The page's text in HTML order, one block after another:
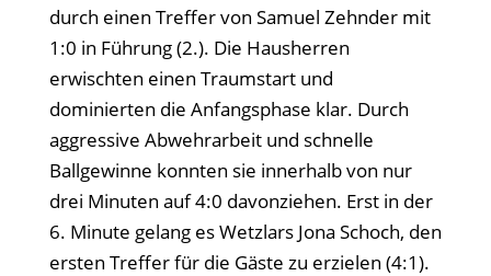
durch einen Treffer von Samuel Zehnder mit
1:0 in Führung (2.). Die Hausherren
erwischten einen Traumstart und
dominierten die Anfangsphase klar. Durch
aggressive Abwehrarbeit und schnelle
Ballgewinne konnten sie innerhalb von nur
drei Minuten auf 4:0 davonziehen. Erst in der
6. Minute gelang es Wetzlars Jona Schoch, den
ersten Treffer für die Gäste zu erzielen (4:1).